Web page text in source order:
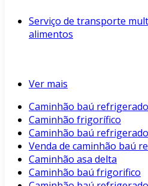
Serviço de transporte
alimentos
Ver mais
Caminhão baú refrigerado
Caminhão frigorífico
Caminhão baú
Venda de caminhão baú
Caminhão asa delta
Caminhão baú frigorifico